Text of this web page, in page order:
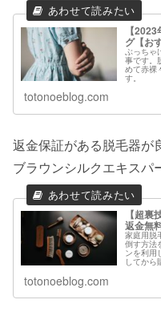
【
グ【お
ぶっちゃ
事です。
めて赤裸
す。
totonoeblog.com
返金保証がある脱毛器が
ブラウンシルクエキスパ
【超
返金無
家庭用脱
倒す方法
ンを利用
してから
totonoeblog.com